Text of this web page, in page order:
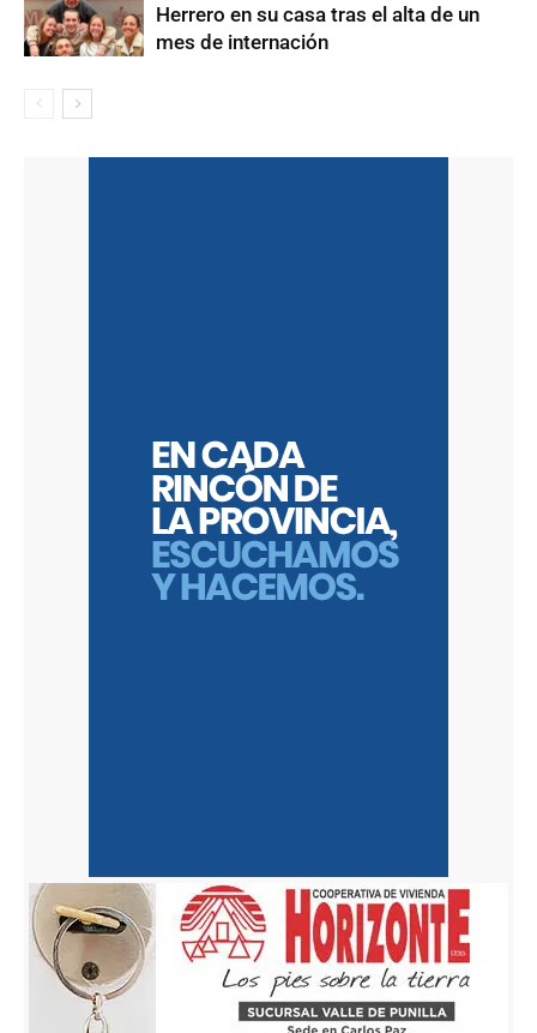
Herrero en su casa tras el alta de un
mes de internación